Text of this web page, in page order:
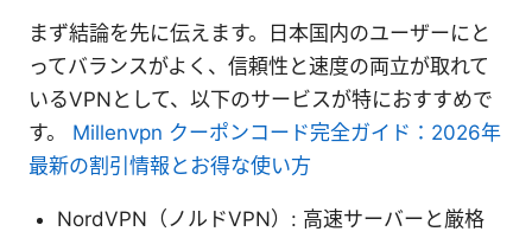
まず結論を先に伝えます。日本国内のユーザーにと
ってバランスがよく、信頼性と速度の両立が取れて
いるVPNとして、以下のサービスが特におすすめで
す。 Millenvpn クーポンコード完全ガイド：2026年
最新の割引情報とお得な使い方
NordVPN（ノルドVPN）: 高速サーバーと厳格